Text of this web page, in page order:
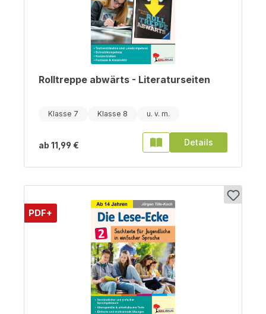
Rolltreppe abwärts - Literaturseiten
Klasse 7 Klasse 8
ab 11,99 € Details
PDF+